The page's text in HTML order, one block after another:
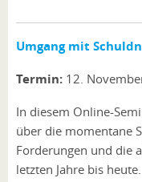
Umgang mit
Termin: 12.
In diesem Online-
über die momentane
Forderungen und die
letzten Jahre bis heute.